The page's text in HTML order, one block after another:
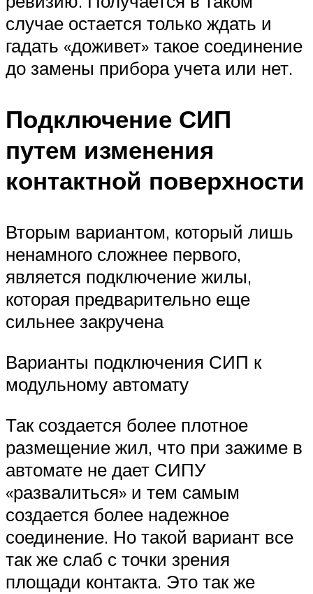
случае остается только ждать и
гадать «доживет» такое соединение
до замены прибора учета или нет.
Подключение СИП
путем изменения
контактной поверхности
Вторым вариантом, который лишь
ненамного сложнее первого,
является подключение жилы,
которая предварительно еще
сильнее закручена
Варианты подключения СИП к
модульному автомату
Так создается более плотное
размещение жил, что при зажиме в
автомате не дает СИПУ
«развалиться» и тем самым
создается более надежное
соединение. Но такой вариант все
так же слаб с точки зрения
площади контакта. Это так же